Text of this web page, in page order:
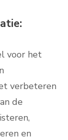
voor het
verbeteren
de
en